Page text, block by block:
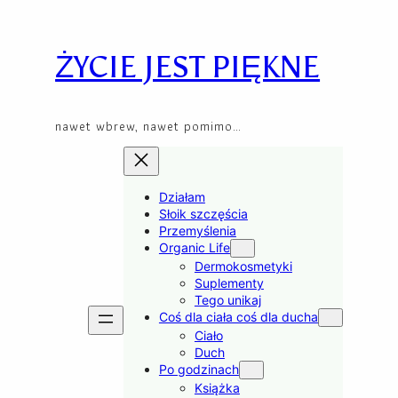
contentŻYCIE JEST PIĘKNE
nawet wbrew, nawet pomimo…
Działam
Słoik szczęścia
Przemyślenia
Organic Life
Dermokosmetyki
Suplementy
Tego unikaj
Coś dla ciała coś dla ducha
Ciało
Duch
Po godzinach
Książka